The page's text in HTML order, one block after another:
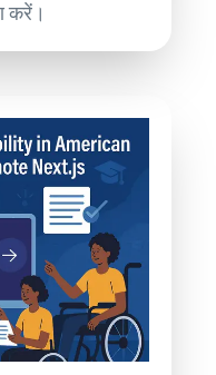
करें।